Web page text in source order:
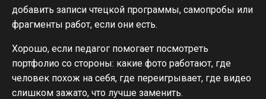
добавить записи чтецкой программы, самопробы или
фрагменты работ, если они есть.
Хорошо, если педагог помогает посмотреть
портфолио со стороны: какие фото работают, где
человек похож на себя, где переигрывает, где видео
слишком зажато, что лучше заменить.